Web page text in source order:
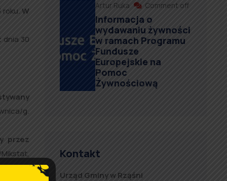
roku. W
dnia 30
g.
przez
Artur Ruka Comment off
Informacja o
wydawaniu żywności
w ramach Programu
Fundusze
Europejskie na
Pomoc
Żywnościową
Kontakt
Urząd Gminy w Rząśni